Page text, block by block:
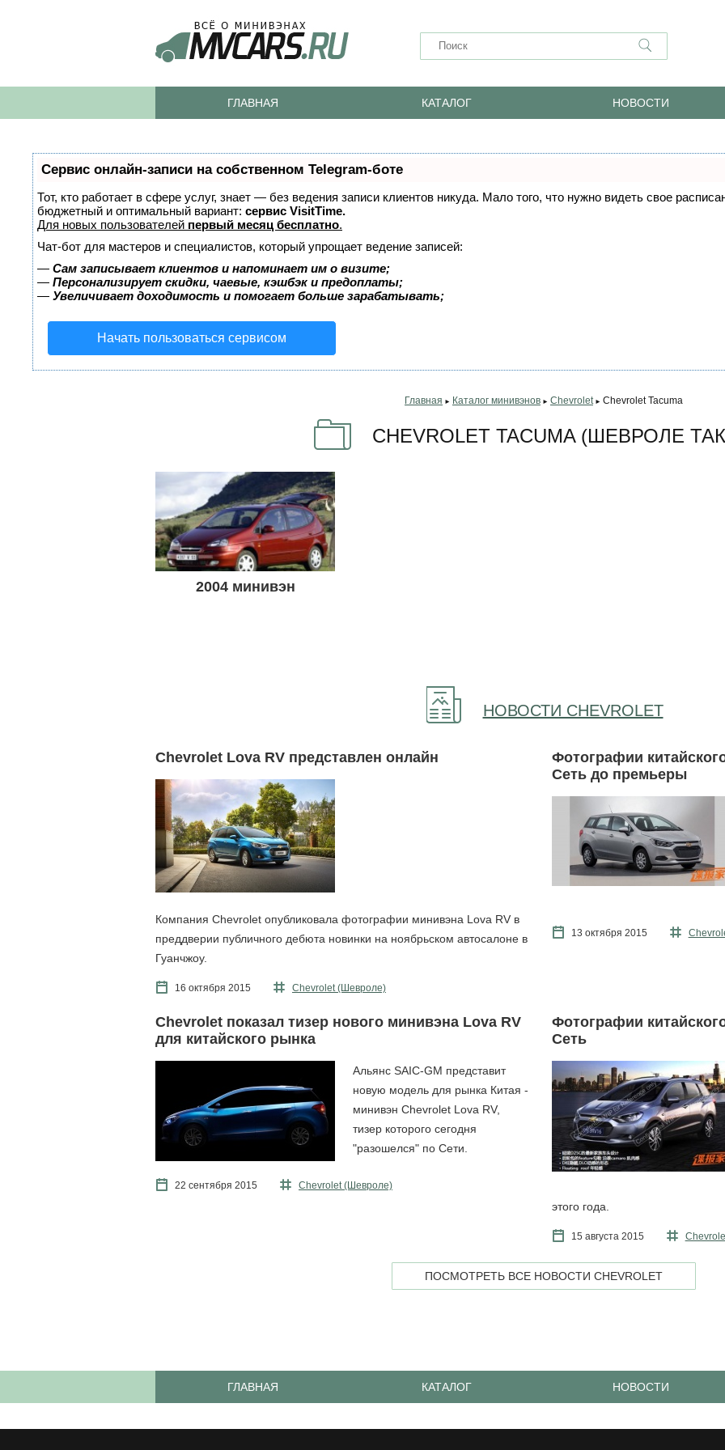
ГЛАВНАЯ КАТАЛОГ НОВОСТИ
Сервис онлайн-записи на собственном Telegram-боте
Тот, кто работает в сфере услуг, знает — без ведения записи клиентов никуда. Мало того, что нужно видеть свое
бюджетный и оптимальный вариант: сервис VisitTime.
Для новых пользователей первый месяц бесплатно.
Чат-бот для мастеров и специалистов, который упрощает ведение записей:
— Сам записывает клиентов и напоминает им о визите;
— Персонализирует скидки, чаевые, кэшбэк и предоплаты;
— Увеличивает доходимость и помогает больше зарабатывать;
Начать пользоваться сервисом
Главная ► Каталог минивэнов ► Chevrolet► Chevrolet Tacuma
CHEVROLET TACUMA (ШЕВРОЛЕ
2004 минивэн
НОВОСТИ CHEVROLET
Chevrolet Lova RV представлен онлайн
Компания Chevrolet опубликовала фотографии минивэна Lova RV в
преддверии публичного дебюта новинки на ноябрьском автосалоне в
Гуанчжоу.
16 октября 2015 Chevrolet (Шевроле)
Фотографии
Сеть до премьеры
13 октября 2015
Chevrolet показал тизер нового минивэна Lova RV
для китайского рынка
Альянс SAIC-GM представит
новую модель для рынка Китая -
минивэн Chevrolet Lova RV,
тизер которого сегодня
"разошелся" по Сети.
22 сентября 2015 Chevrolet (Шевроле)
Фотографии
Сеть
этого года.
15 августа 2015
ПОСМОТРЕТЬ ВСЕ НОВОСТИ CHEVROLET
ГЛАВНАЯ КАТАЛОГ НОВОСТИ